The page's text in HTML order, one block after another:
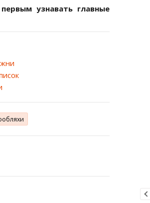
узнавать главные